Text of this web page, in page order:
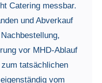
Catering messbar.
und Abverkauf
vor MHD-Ablauf
tatsächlichen
vom